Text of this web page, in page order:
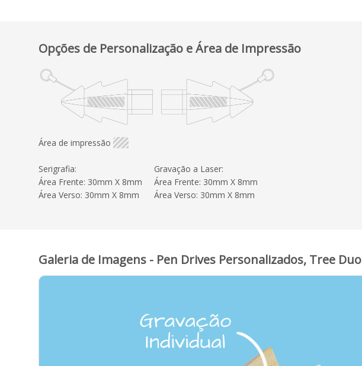
Opções de Personalização e Área de Impressão
Área de impressão
Serigrafia:
Área Frente: 30mm X 8mm
Área Verso: 30mm X 8mm
Gravação a Laser:
Área Frente: 30mm X 8mm
Área Verso: 30mm X 8mm
Galeria de Imagens - Pen Drives Personalizados, Tree Duo